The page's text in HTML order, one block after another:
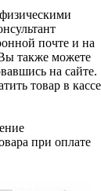
почте и на
также можете
на сайте.
товар в кассе
при оплате